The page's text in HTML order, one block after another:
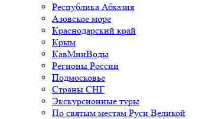
Республика Абхазия
Азовское море
Краснодарский край
Крым
КавМинВоды
Регионы России
Подмосковье
Страны СНГ
Экскурсионные туры
По святым местам Руси Великой